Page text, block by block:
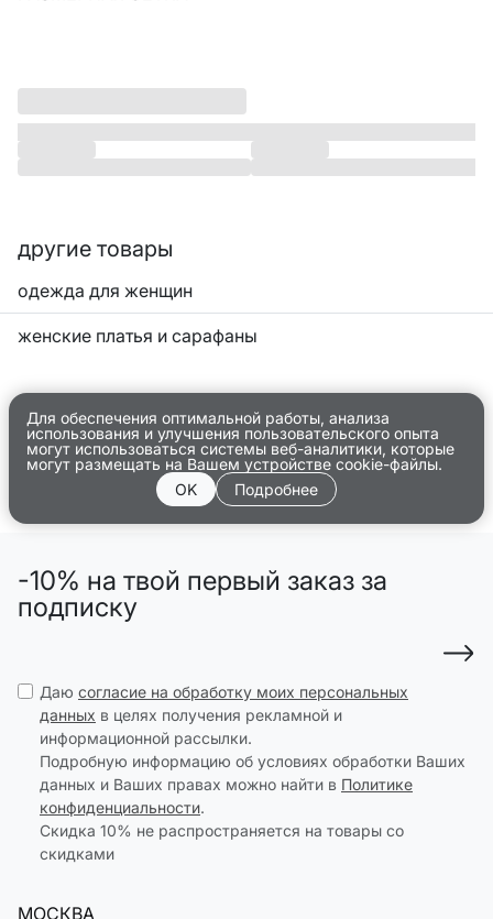
другие товары
одежда для женщин
женские платья и сарафаны
Для обеспечения оптимальной работы, анализа
использования и улучшения пользовательского опыта
могут использоваться системы веб-аналитики, которые
могут размещать на Вашем устройстве cookie-файлы.
OK
Подробнее
-10% на твой первый заказ за
подписку
Даю согласие на обработку моих персональных
данных в целях получения рекламной и
информационной рассылки.
Подробную информацию об условиях обработки Ваших
данных и Ваших правах можно найти в Политике
конфиденциальности.
Скидка 10% не распространяется на товары со
скидками
МОСКВА